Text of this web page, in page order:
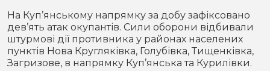
На Куп’янському напрямку за добу зафіксовано
дев’ять атак окупантів. Сили оборони відбивали
штурмові дії противника у районах населених
пунктів Нова Кругляківка, Голубівка, Тищенківка,
Загризове, в напрямку Куп’янська та Курилівки.